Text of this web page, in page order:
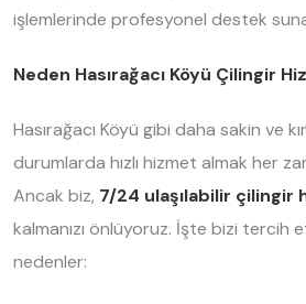
işlemlerinde profesyonel destek
Neden Hasırağacı Köyü Çilingir
Hasırağacı Köyü gibi daha sakin ve
durumlarda hızlı hizmet almak her
Ancak biz, 7/24 ulaşılabilir çilingir
kalmanızı önlüyoruz. İşte bizi tercih
nedenler: